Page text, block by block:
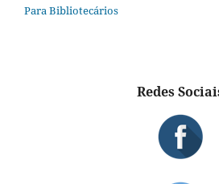
Para Bibliotecários
Redes